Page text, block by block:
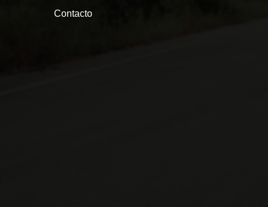
Contacto